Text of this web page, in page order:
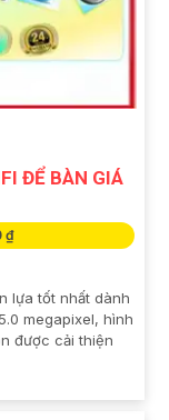
ĐỂ BÀN GIÁ
₫
lựa tốt nhất dành
megapixel, hình
được cải thiện